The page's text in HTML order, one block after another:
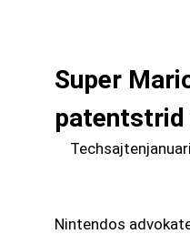
Super
patentstrid
Techsajten
Nintendos